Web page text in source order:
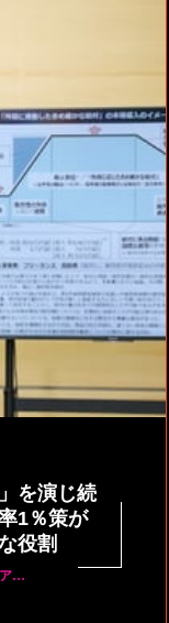
を演じ続
1％策が
役割
ア…